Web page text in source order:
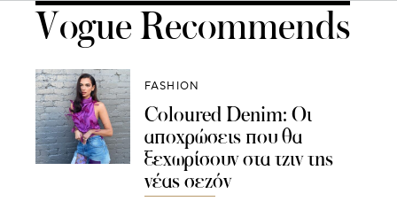
Vogue Recommends
FASHION
Coloured Denim: Οι
αποχρώσεις που θα
ξεχωρίσουν στα τζιν της
νέας σεζόν